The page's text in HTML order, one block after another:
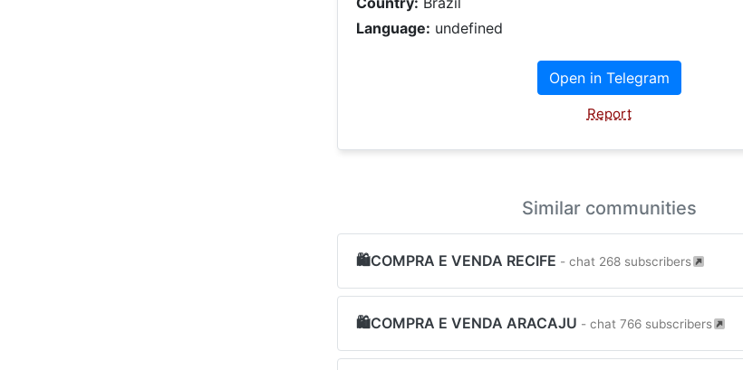
Language: undefined
Open in Telegram
Report
Similar communities
🛍COMPRA E VENDA RECIFE - chat 268 subscribers
🛍COMPRA E VENDA ARACAJU - chat 766 subscribers